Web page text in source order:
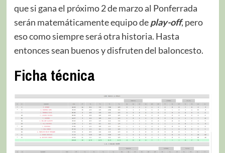
que si gana el próximo 2 de marzo al Ponferrada
serán matemáticamente equipo deplay-off, pero
eso como siempre será otra historia. Hasta
entonces sean buenos y disfruten del baloncesto.
Ficha técnica